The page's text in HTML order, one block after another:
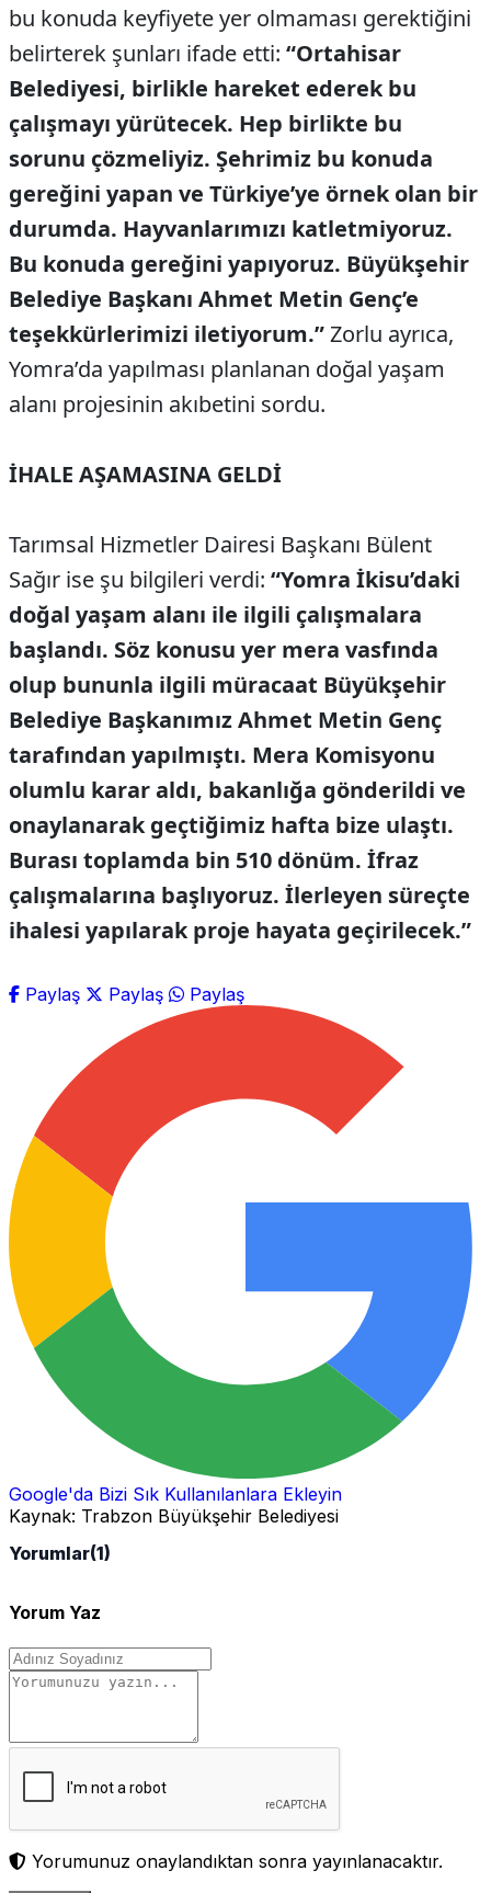
bu konuda keyfiyete yer olmaması gerektiğini
belirterek şunları ifade etti: “Ortahisar
Belediyesi, birlikle hareket ederek bu
çalışmayı yürütecek. Hep birlikte bu
sorunu çözmeliyiz. Şehrimiz bu konuda
gereğini yapan ve Türkiye’ye örnek olan bir
durumda. Hayvanlarımızı katletmiyoruz.
Bu konuda gereğini yapıyoruz. Büyükşehir
Belediye Başkanı Ahmet Metin Genç’e
teşekkürlerimizi iletiyorum.”Zorlu ayrıca,
Yomra’da yapılması planlanan doğal yaşam
alanı projesinin akıbetini sordu.
İHALE AŞAMASINA GELDİ
Tarımsal Hizmetler Dairesi Başkanı Bülent
Sağır ise şu bilgileri verdi: “Yomra İkisu’daki
doğal yaşam alanı ile ilgili çalışmalara
başlandı. Söz konusu yer mera vasfında
olup bununla ilgili müracaat Büyükşehir
Belediye Başkanımız Ahmet Metin Genç
tarafından yapılmıştı. Mera Komisyonu
olumlu karar aldı, bakanlığa gönderildi ve
onaylanarak geçtiğimiz hafta bize ulaştı.
Burası toplamda bin 510 dönüm. İfraz
çalışmalarına başlıyoruz. İlerleyen süreçte
ihalesi yapılarak proje hayata geçirilecek.”
Paylaş Paylaş Paylaş
Google'da Bizi Sık Kullanılanlara Ekleyin
Kaynak: Trabzon Büyükşehir Belediyesi
Yorumlar(1)
Yorum Yaz
Yorumunuz onaylandıktan sonra yayınlanacaktır.